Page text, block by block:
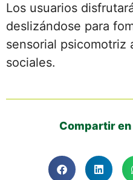
Los usuarios
deslizándose para
sensorial psicomotriz
sociales.
Compartir